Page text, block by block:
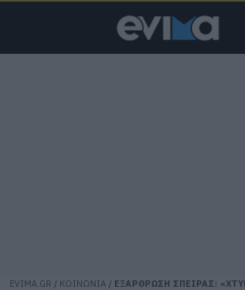
EVIMA.GR / ΚΟΙΝΩΝΙΑ / ΕΞΑΡΘΡΩΣΗ ΣΠΕΙΡΑΣ: